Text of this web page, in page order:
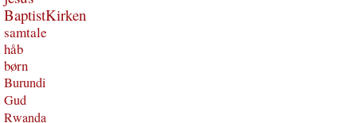
BaptistKirken
samtale
håb
børn
Burundi
Gud
Rwanda